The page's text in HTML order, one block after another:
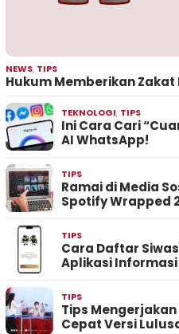
NEWS, TIPS
Hukum Memberikan Zakat
TEKNOLOGI, TIPS
Ini Cara Cari
AI WhatsApp!
TIPS
Ramai di Media
Spotify Wrapped
TIPS
Cara Daftar
Aplikasi
TIPS
Tips Mengerjakan
Cepat Versi